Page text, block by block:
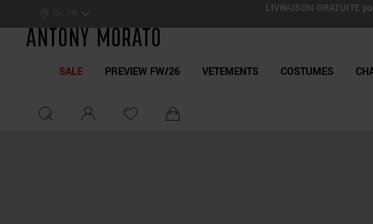
CH_FR
LIVRAISON GRATUITE
Antony Morato - Official Online
SALE PREVIEW FW/26 VETEMENTS COSTUMES